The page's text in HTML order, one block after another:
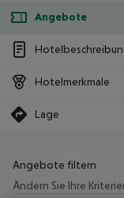
Angebote
Hotelmerkmale
Lage
Angebote filtern
Ändern Sie Ihre